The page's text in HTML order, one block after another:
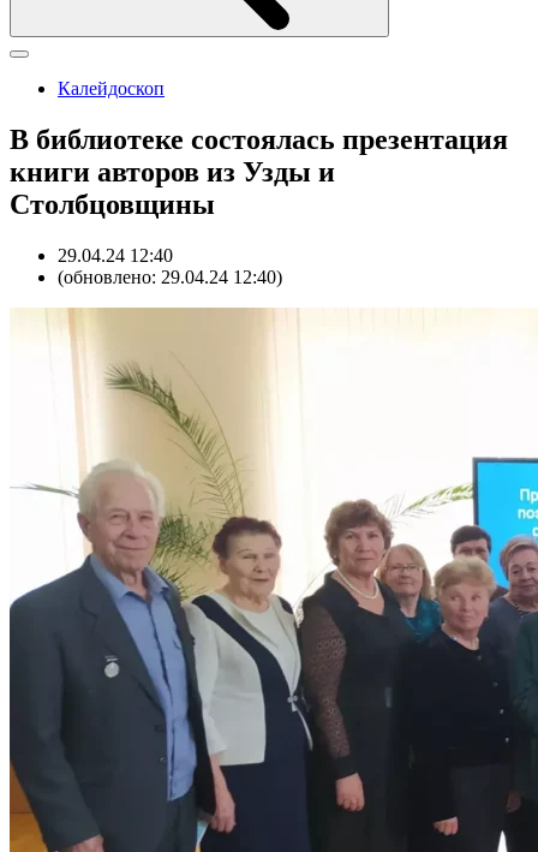
Калейдоскоп
В библиотеке состоялась презентация
книги авторов из Узды и
Столбцовщины
29.04.24 12:40
(обновлено: 29.04.24 12:40)